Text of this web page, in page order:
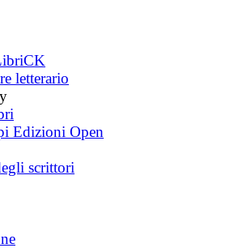
letterario
Edizioni Open
scrittori